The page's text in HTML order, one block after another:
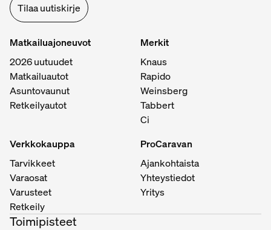
Tilaa uutiskirje
Matkailuajoneuvot
2026 uutuudet
Matkailuautot
Asuntovaunut
Retkeilyautot
Merkit
Knaus
Rapido
Weinsberg
Tabbert
Ci
Verkkokauppa
Tarvikkeet
Varaosat
Varusteet
Retkeily
ProCaravan
Ajankohtaista
Yhteystiedot
Yritys
Toimipisteet